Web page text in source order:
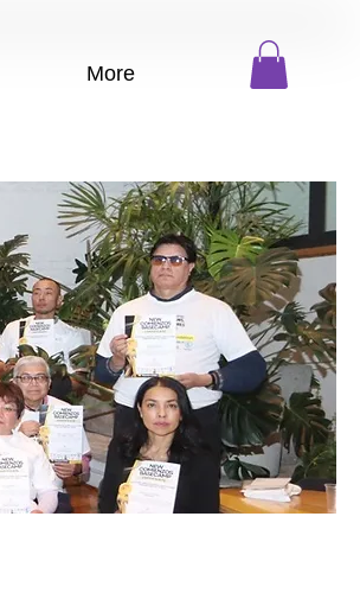
More